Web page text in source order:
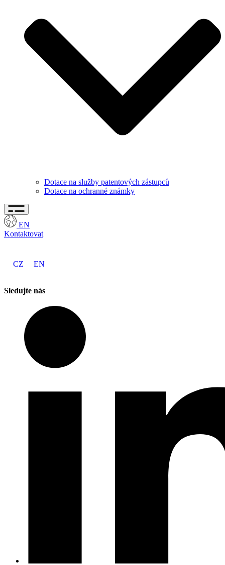
Dotace na služby patentových zástupců
Dotace na ochranné známky
EN
Kontaktovat
CZ EN
Sledujte nás